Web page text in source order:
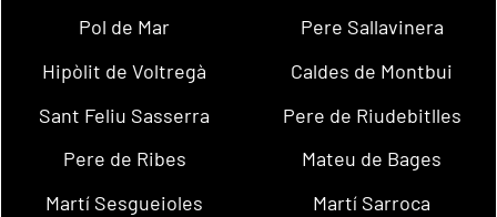
Pol de Mar
Pere Sallavinera
Hipòlit de Voltregà
Caldes de Montbui
Sant Feliu Sasserra
Pere de Riudebitlles
Pere de Ribes
Mateu de Bages
Martí Sesgueioles
Martí Sarroca